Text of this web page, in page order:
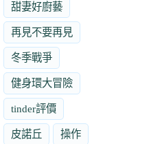
甜妻好廚藝
再見不要再見
冬季戰爭
健身環大冒險
tinder評價
皮諾丘 操作